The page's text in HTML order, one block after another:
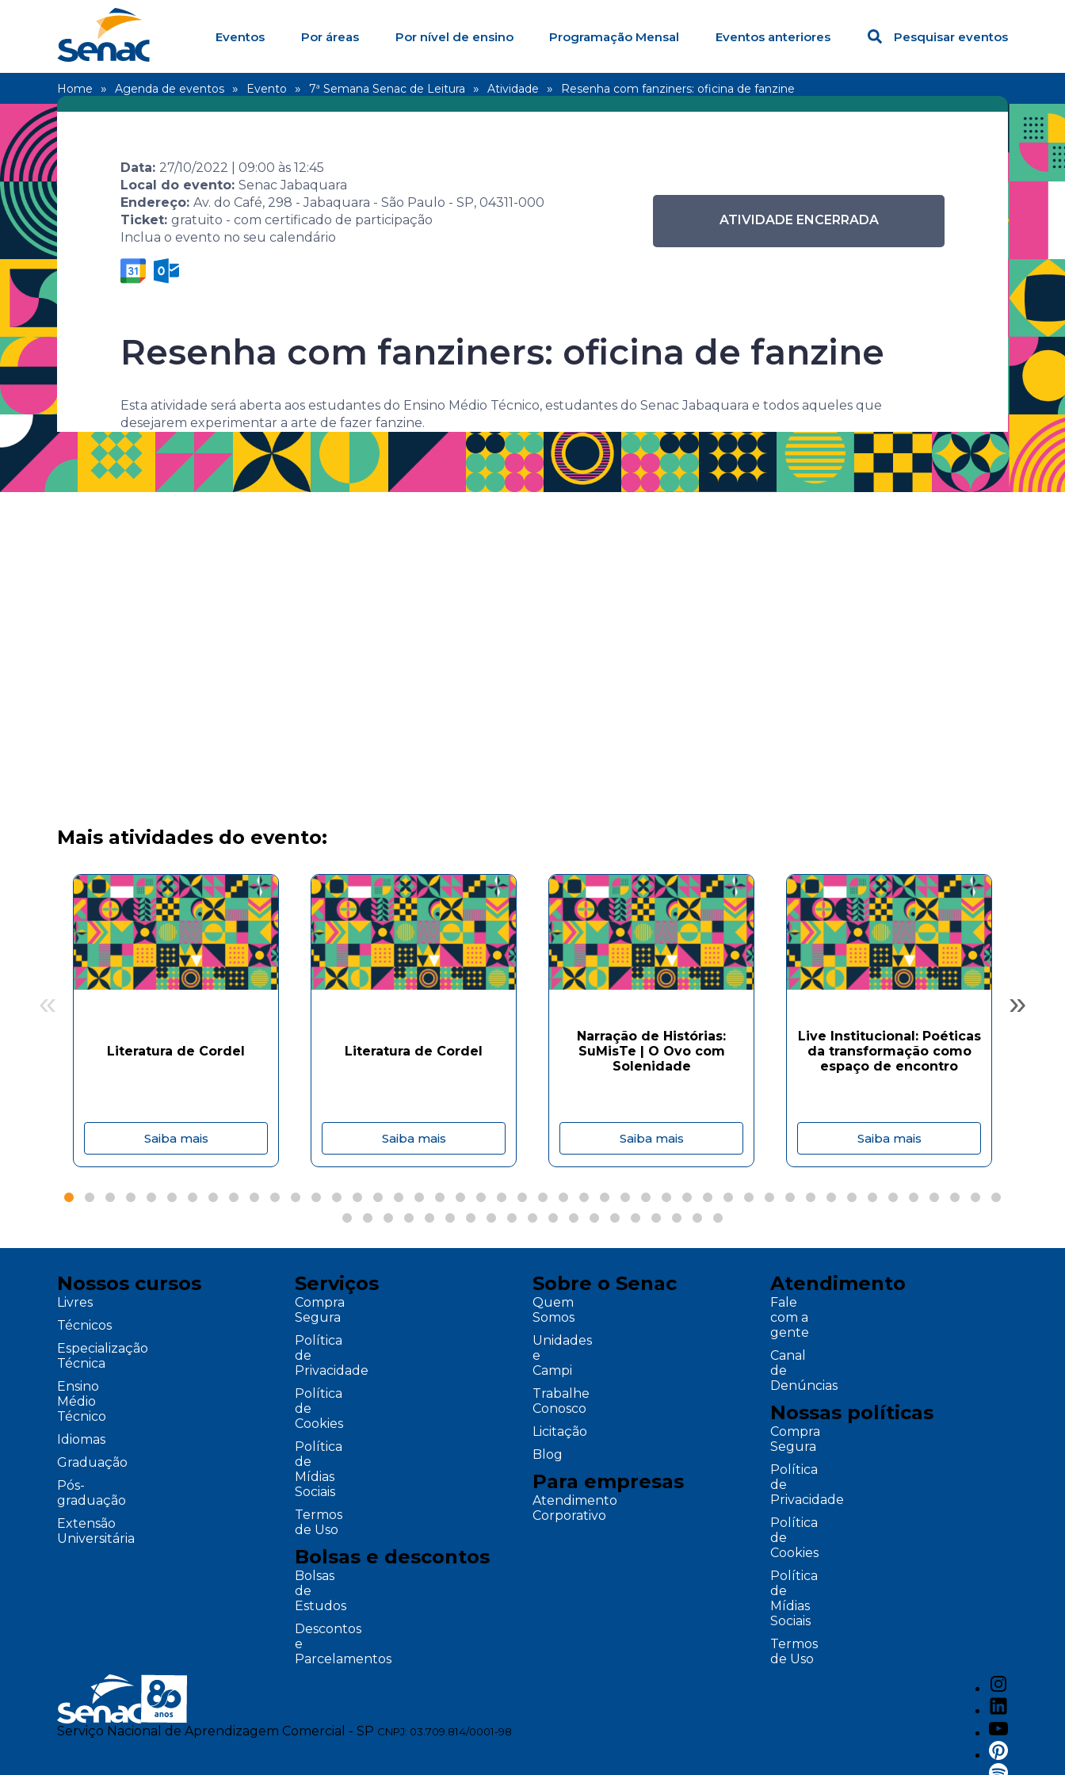
Eventos Por áreas Por nível de ensino Programação Mensal Eventos anteriores Pesquisar eventos
Home Agenda de eventos Evento 7ª Semana Senac de Leitura Atividade Resenha com fanziners: oficina de fanzine
7ª Semana Senac de Leitura
Data: 27/10/2022 09:00 às 12:45
Local do evento: Senac Jabaquara
Endereço: Av. do Café, 298 - Jabaquara - São Paulo - SP, 04311-000
Ticket: gratuito - com certificado de participação
Inclua o evento no seu calendário
ATIVIDADE ENCERRADA
Resenha com fanziners: oficina de fanzine
Esta atividade será aberta aos estudantes do Ensino Médio Técnico, estudantes do Senac Jabaquara e todos aqueles que
desejarem experimentar a arte de fazer fanzine.
Mais atividades do evento:
Literatura de Cordel
Saiba mais
Literatura de Cordel
Saiba mais
Narração de Histórias:
SuMisTe | O Ovo com
Solenidade
Saiba mais
Live Institucional: Poéticas
da transformação como
espaço de encontro
Saiba mais
« »
Nossos cursos
Livres
Técnicos
Especialização
Técnica
Ensino
Médio
Técnico
Idiomas
Graduação
Pós-
graduação
Extensão
Universitária
Serviços
Compra
Segura
Política
de
Privacidade
Política
de
Cookies
Política
de
Mídias
Sociais
Termos
de Uso
Bolsas e descontos
Bolsas
de
Estudos
Descontos
e
Parcelamentos
Sobre o Senac
Quem
Somos
Unidades
e
Campi
Trabalhe
Conosco
Licitação
Blog
Para empresas
Atendimento
Corporativo
Atendimento
Fale
com a
gente
Canal
de
Denúncias
Nossas políticas
Compra
Segura
Política
de
Privacidade
Política
de
Cookies
Política
de
Mídias
Sociais
Termos
de Uso
Serviço Nacional de Aprendizagem Comercial - SP CNPJ: 03.709.814/0001-98